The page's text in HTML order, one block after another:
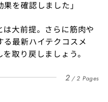
を確認しました」
大前提。さらに筋肉や
最新ハイテクコスメ
取り戻しましょう。
2 2 Pages